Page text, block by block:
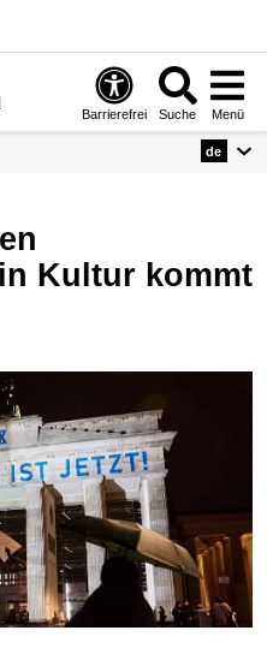
Barrierefrei Suche Menü
de
Kultur kommt